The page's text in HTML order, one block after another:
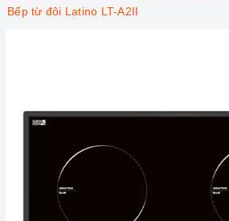
Bếp từ đôi Latino LT-A2II